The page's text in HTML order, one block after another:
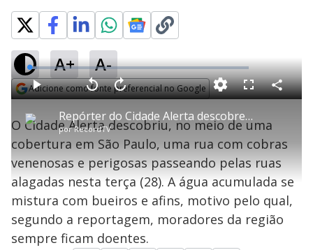
A+ A-
Adicione como fonte preferencial no Google
P
l
a
Repórter do Cidade Alerta descobre rua com cobras venenosas durante cobertura
porRecordTV
P V
l
t
a
r
0
e
g
n
d
o
s
A
n
ç
a
1
s
e
g
u
n
d
o
s
L
o
a
d
e
3
.
4
7
%
F
l
s
c
e
n
C
o
i
l
a
O Cidade Alerta descobriu, no meio de uma
cobertura em São Paulo, uma rua com cobras
venenosas e perigosas passeando pelas ruas
alagadas nesta terça (28). A água acumulada se
mistura com bueiros e afins, motivo pelo qual,
segundo a reportagem, moradores da região
sempre ficam doentes.